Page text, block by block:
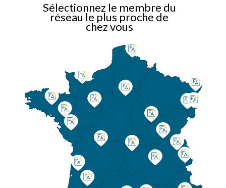
Sélectionnez le membre du
réseau le plus proche de
chez vous